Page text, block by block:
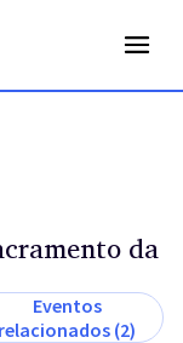
da
Eventos
relacionados (2)